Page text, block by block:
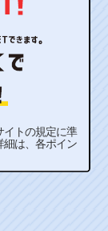
トの規定に準
細は、各ポイン